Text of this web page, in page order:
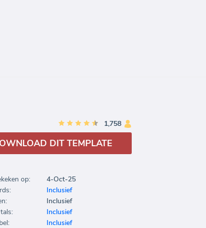
1,758
DIT TEMPLATE
op:
4-Oct-25
Inclusief
Inclusief
Inclusief
Inclusief